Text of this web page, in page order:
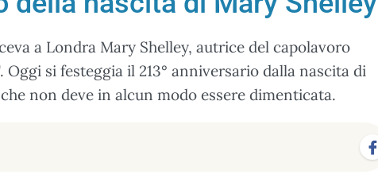
a Londra Mary Shelley, autrice del capolavoro
si festeggia il 213° anniversario dalla nascita di
non deve in alcun modo essere dimenticata.